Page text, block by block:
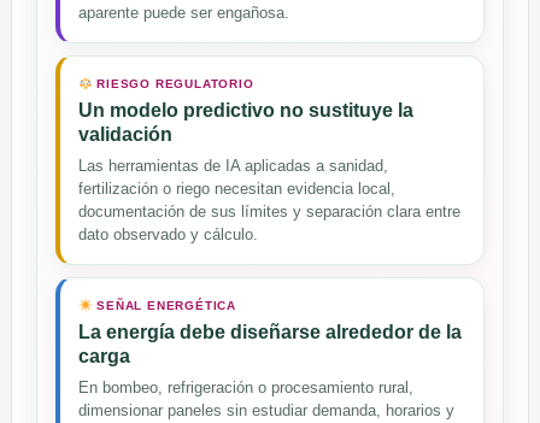
aparente puede ser engañosa.
RIESGO REGULATORIO
Un modelo predictivo no sustituye la
validación
Las herramientas de IA aplicadas a sanidad,
fertilización o riego necesitan evidencia local,
documentación de sus límites y separación clara entre
dato observado y cálculo.
SEÑAL ENERGÉTICA
La energía debe diseñarse alrededor de la
carga
En bombeo, refrigeración o procesamiento rural,
dimensionar paneles sin estudiar demanda, horarios y